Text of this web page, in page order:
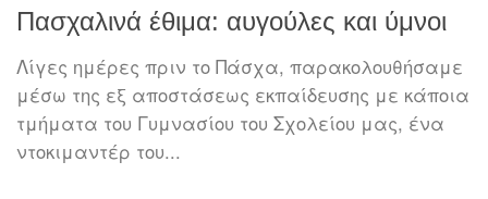
Πασχαλινά έθιμα: αυγούλες και ύμνοι
Λίγες ημέρες πριν το Πάσχα, παρακολουθήσαμε
μέσω της εξ αποστάσεως εκπαίδευσης με κάποια
τμήματα του Γυμνασίου του Σχολείου μας, ένα
ντοκιμαντέρ του...